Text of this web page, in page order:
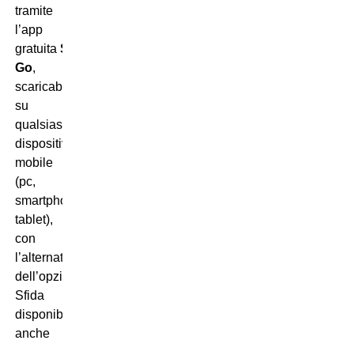
tramite
l’app
gratuita Sky
Go,
scaricabile
su
qualsiasi
dispositivo
mobile
(pc,
smartphone,
tablet),
con
l’alternativa
dell’opzione
Sfida
disponibile
anche